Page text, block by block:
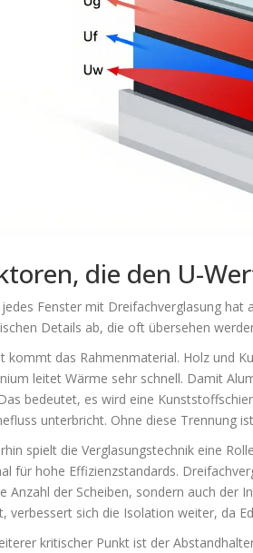
die den U-
Fenster mit Dreifachverglasung
Details ab, die oft übersehen
kommt das Rahmenmaterial. Holz und
leitet Wärme sehr schnell. Damit
bedeutet, es wird eine
unterbricht. Ohne diese Trennung
spielt dieVerglasungstechnik eine
für hohe Effizienzstandards.
Anzahl der Scheiben, sondern auch der
verbessert sich die Isolation weiter, da
kritischer Punkt ist der